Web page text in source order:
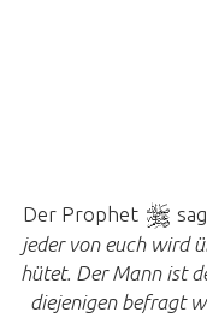
Der Prophet
jeder von euch wird
hütet. Der Mann ist
diejenigen befragt